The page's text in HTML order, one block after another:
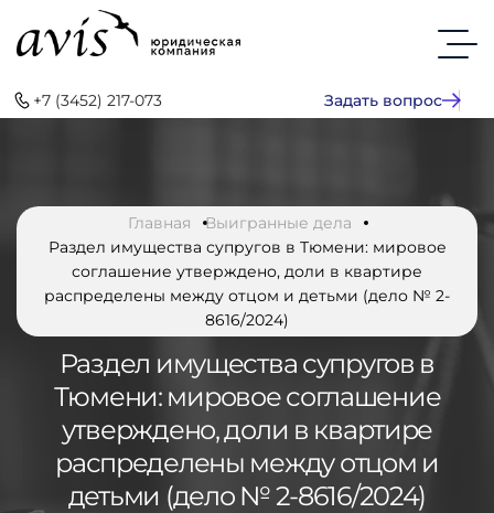
+7 (3452) 217-073 Задать вопрос
Главная
Выигранные дела
Раздел имущества супругов в Тюмени: мировое
соглашение утверждено, доли в квартире
распределены между отцом и детьми (дело № 2-
8616/2024)
Раздел имущества супругов в
Тюмени: мировое соглашение
утверждено, доли в квартире
распределены между отцом и
детьми (дело № 2-8616/2024)